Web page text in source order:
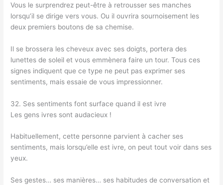
Vous le surprendrez peut-être à retrousser ses manches
lorsqu’il se dirige vers vous. Ou il ouvrira sournoisement les
deux premiers boutons de sa chemise.
Il se brossera les cheveux avec ses doigts, portera des
lunettes de soleil et vous emmènera faire un tour. Tous ces
signes indiquent que ce type ne peut pas exprimer ses
sentiments, mais essaie de vous impressionner.
32. Ses sentiments font surface quand il est ivre
Les gens ivres sont audacieux !
Habituellement, cette personne parvient à cacher ses
sentiments, mais lorsqu’elle est ivre, on peut tout voir dans ses
yeux.
Ses gestes… ses manières… ses habitudes de conversation et